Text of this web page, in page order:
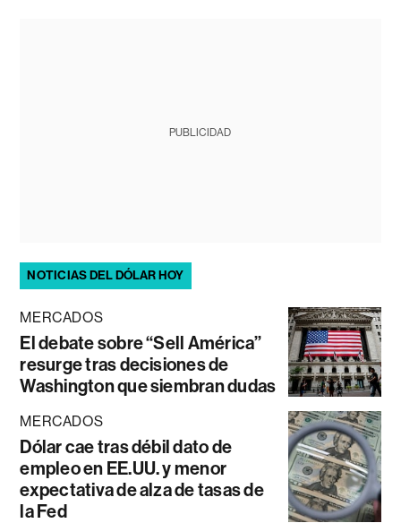
PUBLICIDAD
NOTICIAS DEL DÓLAR HOY
MERCADOS
El debate sobre “Sell América”
resurge tras decisiones de
Washington que siembran dudas
MERCADOS
Dólar cae tras débil dato de
empleo en EE.UU. y menor
expectativa de alza de tasas de
la Fed